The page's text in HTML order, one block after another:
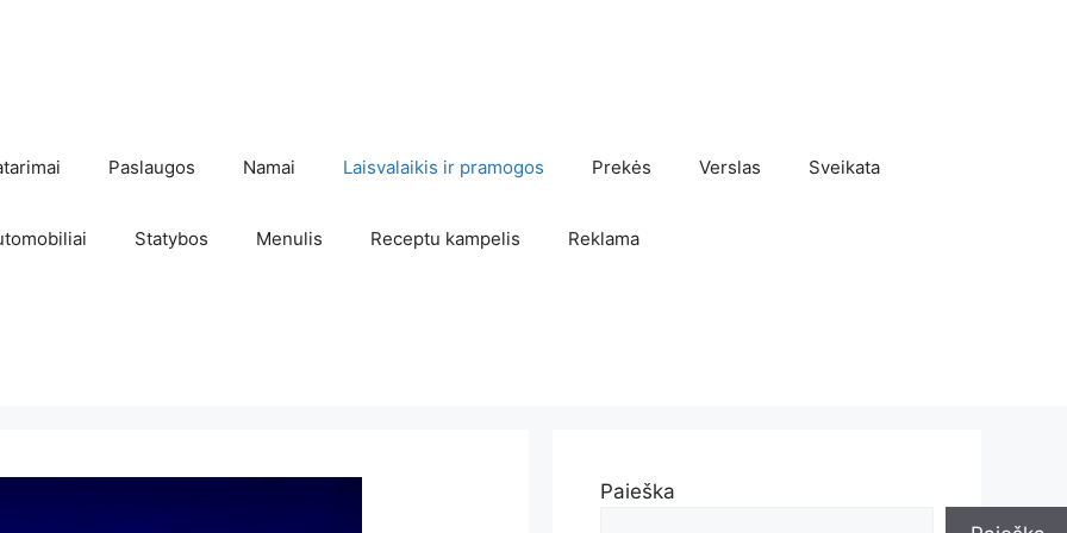
Paslaugos Namai Laisvalaikis ir pramogos Prekės Verslas Sveikata
Statybos Menulis Receptu kampelis Reklama
Paieška